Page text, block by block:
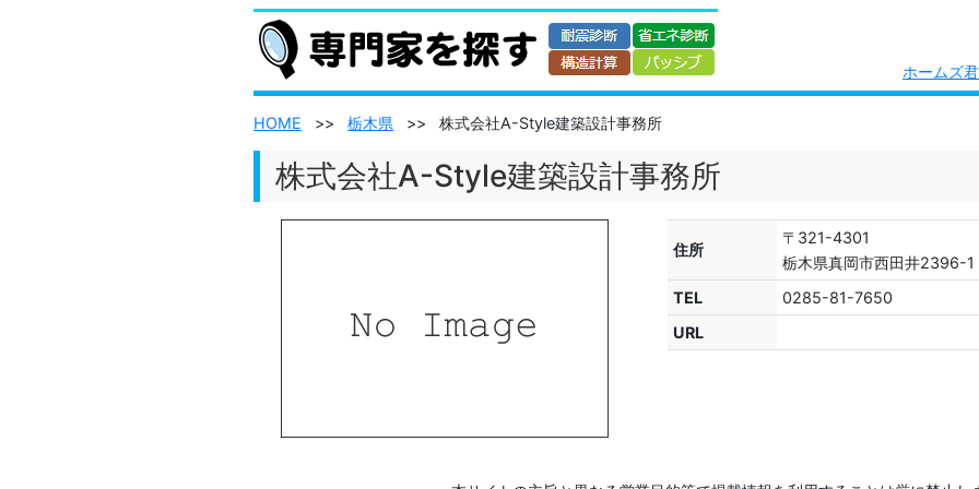
ホームズ
HOME >> 栃木県 >> 株式会社A-Style建築設計事務所
株式会社A-Style建築設計事務所
住所
〒321-4301
栃木県真岡市西田井2396-1
TEL
0285-81-7650
URL